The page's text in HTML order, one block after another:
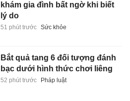
khám gia đình bất ngờ khi biết
lý do
51 phút trước Sức khỏe
Bắt quả tang 6 đối tượng đánh
bạc dưới hình thức chơi liêng
52 phút trước Pháp luật